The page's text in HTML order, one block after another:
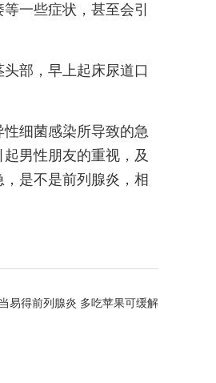
一些症状，甚至会引
部，早上起床尿道口
细菌感染所导致的急
男性朋友的重视，及
是不是前列腺炎，相
易得前列腺炎 多吃苹果可缓解